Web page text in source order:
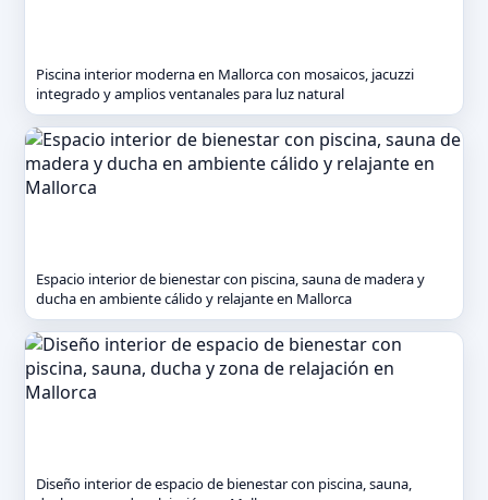
Piscina interior moderna en Mallorca con mosaicos, jacuzzi
integrado y amplios ventanales para luz natural
Espacio interior de bienestar con piscina, sauna de madera y
ducha en ambiente cálido y relajante en Mallorca
Diseño interior de espacio de bienestar con piscina, sauna,